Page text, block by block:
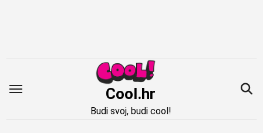
Cool.hr
Budi svoj, budi cool!